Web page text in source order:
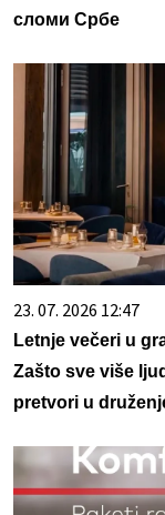
сломи Србе
23. 07. 2026 12:47
Letnje večeri u
Zašto sve više
pretvori u